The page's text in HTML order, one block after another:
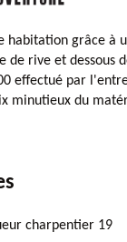
habitation grâce à
de rive et dessous
effectué par
minutieux du
charpentier 19